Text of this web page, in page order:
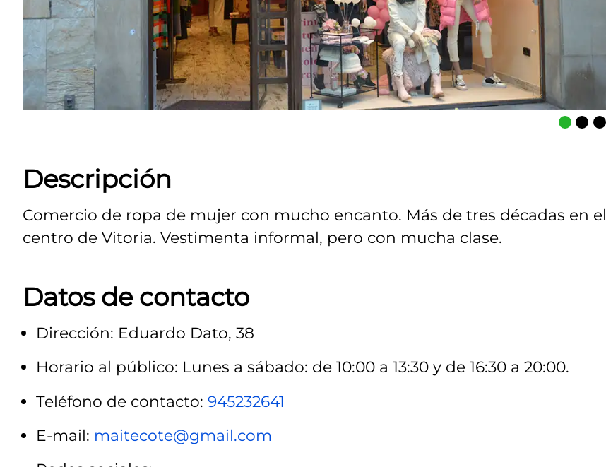
Descripción
Comercio de ropa de mujer con mucho encanto. Más de tres décadas en el
centro de Vitoria. Vestimenta informal, pero con mucha clase.
Datos de contacto
Dirección: Eduardo Dato, 38
Horario al público: Lunes a sábado: de 10:00 a 13:30 y de 16:30 a 20:00.
Teléfono de contacto: 945232641
E-mail: maitecote@gmail.com